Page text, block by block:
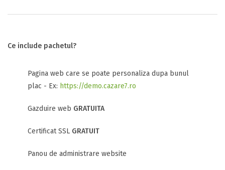
Ce include pachetul?
Pagina web care se poate personaliza dupa bunul
plac - Ex: https://demo.cazare7.ro
Gazduire web GRATUITA
Certificat SSL GRATUIT
Panou de administrare website